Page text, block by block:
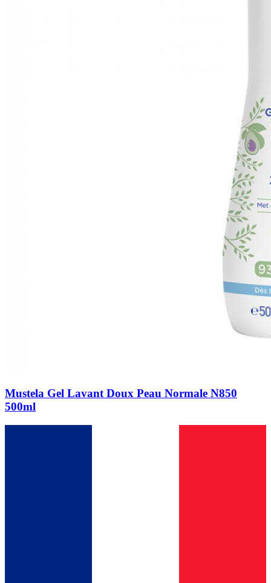
Mustela Gel Lavant Doux Peau Normale N850
500ml